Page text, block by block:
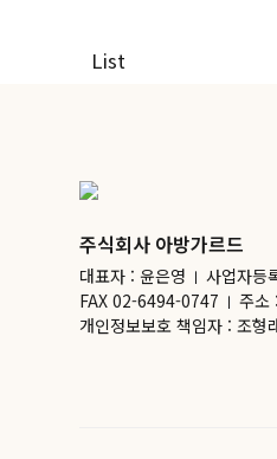
List
주식회사 아방가르드
대표자 : 윤은영 ㅣ 사업자등
FAX 02-6494-0747 ㅣ 주소
개인정보보호 책임자 : 조형